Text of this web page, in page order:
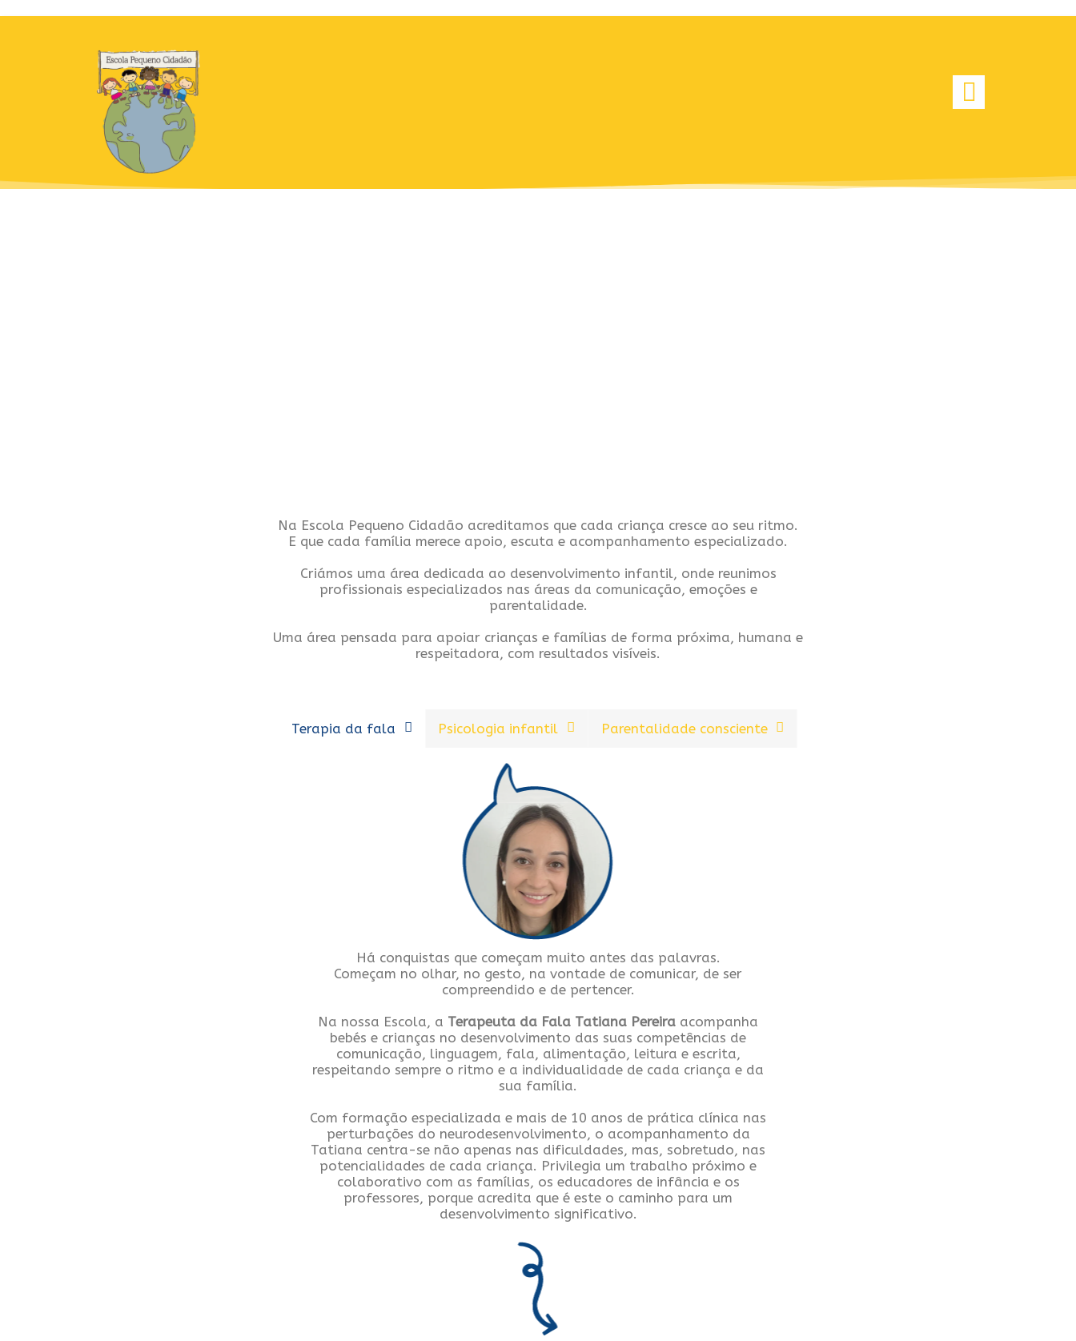
Na Escola Pequeno Cidadão acreditamos que cada criança cresce ao seu ritmo.
E que cada família merece apoio, escuta e acompanhamento especializado.
Criámos uma área dedicada ao desenvolvimento infantil, onde reunimos
profissionais especializados nas áreas da comunicação, emoções e
parentalidade.
Uma área pensada para apoiar crianças e famílias de forma próxima, humana e
respeitadora, com resultados visíveis.
Terapia da fala Psicologia infantil Parentalidade consciente
Há conquistas que começam muito antes das palavras.
Começam no olhar, no gesto, na vontade de comunicar, de ser
compreendido e de pertencer.
Na nossa Escola, a Terapeuta da Fala Tatiana Pereira acompanha
bebés e crianças no desenvolvimento das suas competências de
comunicação, linguagem, fala, alimentação, leitura e escrita,
respeitando sempre o ritmo e a individualidade de cada criança e da
sua família.
Com formação especializada e mais de 10 anos de prática clínica nas
perturbações do neurodesenvolvimento, o acompanhamento da
Tatiana centra-se não apenas nas dificuldades, mas, sobretudo, nas
potencialidades de cada criança. Privilegia um trabalho próximo e
colaborativo com as famílias, os educadores de infância e os
professores, porque acredita que é este o caminho para um
desenvolvimento significativo.